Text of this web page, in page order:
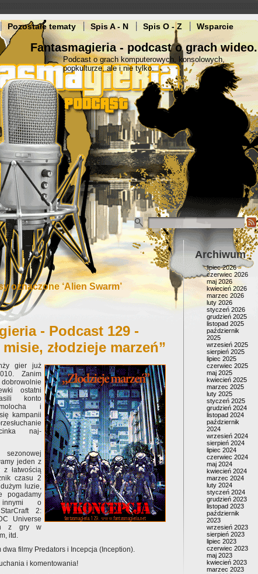
Pozostałe tematy Spis A - N Spis O - Z Wsparcie
Fantasmagieria - podcast o grach wideo.
Podcast o grach komputerowych, konsolowych,
popkulturze, ale i nie tylko.
oznaczone ‘Alien Swarm’
- Podcast 129 -
złodzieje marzeń”
gier już
Zanim
ostatni
konto
i
kampanii
naj-
jeden z
z łatwością
czasu 2
luzie,
pogadamy
o
2:
Universe
z gry w
itd.
dwa filmy Predators i Incepcja (Inception).
i komentowania!
Archiwum
lipiec 2026
czerwiec 2026
maj 2026
kwiecień 2026
marzec 2026
luty 2026
styczeń 2026
grudzień 2025
listopad 2025
październik
2025
wrzesień 2025
sierpień 2025
lipiec 2025
czerwiec 2025
maj 2025
kwiecień 2025
marzec 2025
luty 2025
styczeń 2025
grudzień 2024
listopad 2024
październik
2024
wrzesień 2024
sierpień 2024
lipiec 2024
czerwiec 2024
maj 2024
kwiecień 2024
marzec 2024
luty 2024
styczeń 2024
grudzień 2023
listopad 2023
październik
2023
wrzesień 2023
sierpień 2023
lipiec 2023
czerwiec 2023
maj 2023
kwiecień 2023
marzec 2023